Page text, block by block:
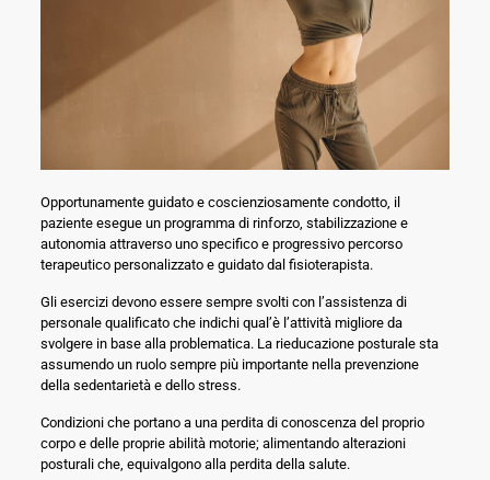
Opportunamente guidato e coscienziosamente condotto, il
paziente esegue un programma di rinforzo, stabilizzazione e
autonomia attraverso uno specifico e progressivo percorso
terapeutico personalizzato e guidato dal fisioterapista.
Gli esercizi devono essere sempre svolti con l’assistenza di
personale qualificato che indichi qual’è l’attività migliore da
svolgere in base alla problematica. La rieducazione posturale sta
assumendo un ruolo sempre più importante nella prevenzione
della sedentarietà e dello stress.
Condizioni che portano a una perdita di conoscenza del proprio
corpo e delle proprie abilità motorie; alimentando alterazioni
posturali che, equivalgono alla perdita della salute.